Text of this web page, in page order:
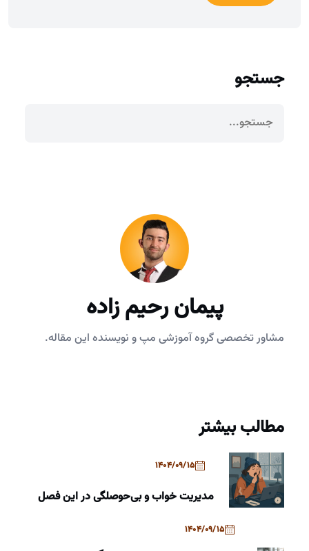
جستجو
پیمان رحیم زاده
مشاور تخصصی گروه آموزشی مپ و نویسنده این مقاله.
مطالب بیشتر
1404/09/15
مدیریت خواب و بی‌حوصلگی در این فصل
1404/09/15